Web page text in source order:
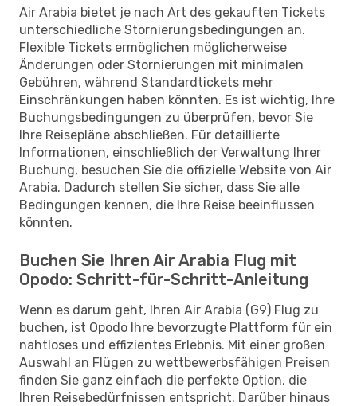
Air Arabia bietet je nach Art des gekauften Tickets
unterschiedliche Stornierungsbedingungen an.
Flexible Tickets ermöglichen möglicherweise
Änderungen oder Stornierungen mit minimalen
Gebühren, während Standardtickets mehr
Einschränkungen haben könnten. Es ist wichtig, Ihre
Buchungsbedingungen zu überprüfen, bevor Sie
Ihre Reisepläne abschließen. Für detaillierte
Informationen, einschließlich der Verwaltung Ihrer
Buchung, besuchen Sie die offizielle Website von Air
Arabia. Dadurch stellen Sie sicher, dass Sie alle
Bedingungen kennen, die Ihre Reise beeinflussen
könnten.
Buchen Sie Ihren Air Arabia Flug mit
Opodo: Schritt-für-Schritt-Anleitung
Wenn es darum geht, Ihren Air Arabia (G9) Flug zu
buchen, ist Opodo Ihre bevorzugte Plattform für ein
nahtloses und effizientes Erlebnis. Mit einer großen
Auswahl an Flügen zu wettbewerbsfähigen Preisen
finden Sie ganz einfach die perfekte Option, die
Ihren Reisebedürfnissen entspricht. Darüber hinaus